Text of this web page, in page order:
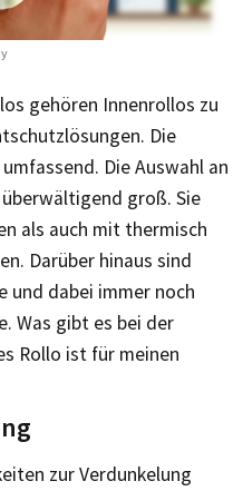
gehören Innenrollos zu
Die
Die Auswahl an
groß. Sie
als auch mit thermisch
Darüber hinaus sind
und dabei immer noch
Was gibt es bei der
Rollo ist für meinen
zur Verdunkelung